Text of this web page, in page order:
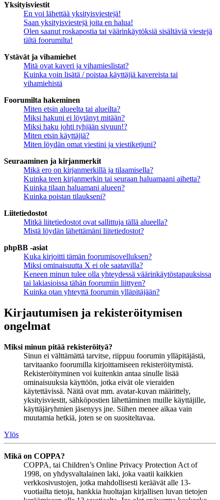
Yksityisviestit
En voi lähettää yksityisviestejä!
Saan yksityisviestejä joita en halua!
Olen saanut roskapostia tai väärinkäytöksiä sisältäviä viestejä
tältä foorumilta!
Ystävät ja vihamiehet
Mitä ovat kaveri ja vihamieslistat?
Kuinka voin lisätä / poistaa käyttäjiä kavereista tai
vihamiehistä
Foorumilta hakeminen
Miten etsin alueelta tai alueilta?
Miksi hakuni ei löytänyt mitään?
Miksi haku johti tyhjään sivuun!?
Miten etsin käyttäjiä?
Miten löydän omat viestini ja viestiketjuni?
Seuraaminen ja kirjanmerkit
Mikä ero on kirjanmerkillä ja tilaamisella?
Kuinka teen kirjanmerkin tai seuraan haluamaani aihetta?
Kuinka tilaan haluamani alueen?
Kuinka poistan tilaukseni?
Liitetiedostot
Mitkä liitetiedostot ovat sallittuja tällä alueella?
Mistä löydän lähettämäni liitetiedostot?
phpBB -asiat
Kuka kirjoitti tämän foorumisovelluksen?
Miksi ominaisuutta X ei ole saatavilla?
Keneen minun tulee olla yhteydessä väärinkäytöstapauksissa
tai lakiasioissa tähän foorumiin liittyen?
Kuinka otan yhteyttä foorumin ylläpitäjään?
Kirjautumisen ja rekisteröitymisen
ongelmat
Miksi minun pitää rekisteröityä?
Sinun ei välttämättä tarvitse, riippuu foorumin ylläpitäjästä,
tarvitaanko foorumilla kirjoittamiseen rekisteröitymistä.
Rekisteröityminen voi kuitenkin antaa sinulle lisää
ominaisuuksia käyttöön, jotka eivät ole vieraiden
käytettävissä. Näitä ovat mm. avatar-kuvan määrittely,
yksityisviestit, sähköpostien lähettäminen muille käyttäjille,
käyttäjäryhmien jäsenyys jne. Siihen menee aikaa vain
muutamia hetkiä, joten se on suositeltavaa.
Ylös
Mikä on COPPA?
COPPA, tai Children’s Online Privacy Protection Act of
1998, on yhdysvaltalainen laki, joka vaatii kaikkien
verkkosivustojen, jotka mahdollisesti keräävät alle 13-
vuotiailta tietoja, hankkia huoltajan kirjallisen luvan tietojen